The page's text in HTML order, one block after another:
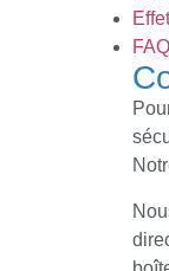
FAQ